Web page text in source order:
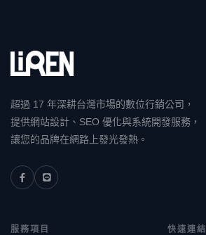
超過 17 年深耕台灣市場的數位行銷公司，
提供網站設計、SEO 優化與系統開發服務，
讓您的品牌在網路上發光發熱。
服務項目 快速連結